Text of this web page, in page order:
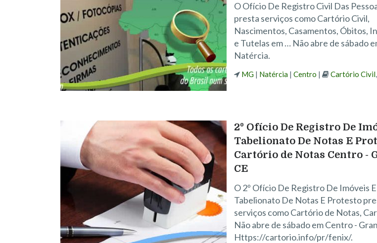
O Ofício De Registro Civil Das
presta serviços como Cartório Civil,
Nascimentos, Casamentos, Óbitos,
e Tutelas em … Não abre de sábado
Natércia.
MG | Natércia | Centro | Cartório Civil,
2º Ofício De Registro De
Tabelionato De Notas E
Cartório de Notas Centro -
CE
O 2º Ofício De Registro De Imóveis E
Tabelionato De Notas E Protesto
serviços como Cartório de Notas,
Não abre de sábado em Centro -
Https://cartorio.info/pr/fenix/.